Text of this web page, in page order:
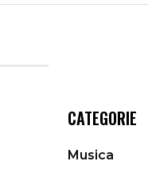
CATEGORIE
Musica